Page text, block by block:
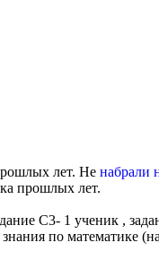
лет. Не набрали
прошлых лет.
С3- 1 ученик ,
по математике